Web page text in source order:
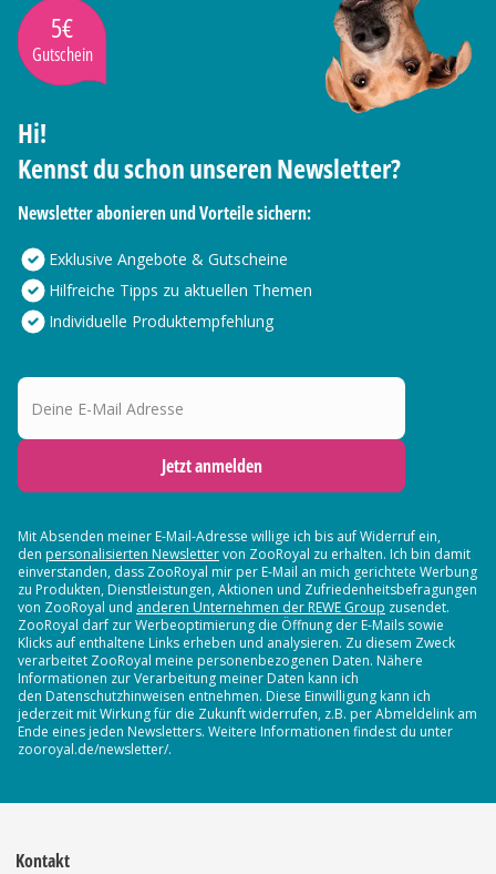
5€
Gutschein
Hi!
Kennst du schon unseren Newsletter?
Newsletter abonieren und Vorteile sichern:
Exklusive Angebote & Gutscheine
Hilfreiche Tipps zu aktuellen Themen
Individuelle Produktempfehlung
Deine E-Mail Adresse
Jetzt anmelden
Mit Absenden meiner E-Mail-Adresse willige ich bis auf Widerruf ein,
den personalisierten Newslettervon ZooRoyal zu erhalten. Ich bin damit
einverstanden, dass ZooRoyal mir per E-Mail an mich gerichtete Werbung
zu Produkten, Dienstleistungen, Aktionen und Zufriedenheitsbefragungen
von ZooRoyal und anderen Unternehmen der REWE Group zusendet.
ZooRoyal darf zur Werbeoptimierung die Öffnung der E-Mails sowie
Klicks auf enthaltene Links erheben und analysieren. Zu diesem Zweck
verarbeitet ZooRoyal meine personenbezogenen Daten. Nähere
Informationen zur Verarbeitung meiner Daten kann ich
den Datenschutzhinweisen entnehmen. Diese Einwilligung kann ich
jederzeit mit Wirkung für die Zukunft widerrufen, z.B. per Abmeldelink am
Ende eines jeden Newsletters. Weitere Informationen findest du unter
zooroyal.de/newsletter/.
Kontakt